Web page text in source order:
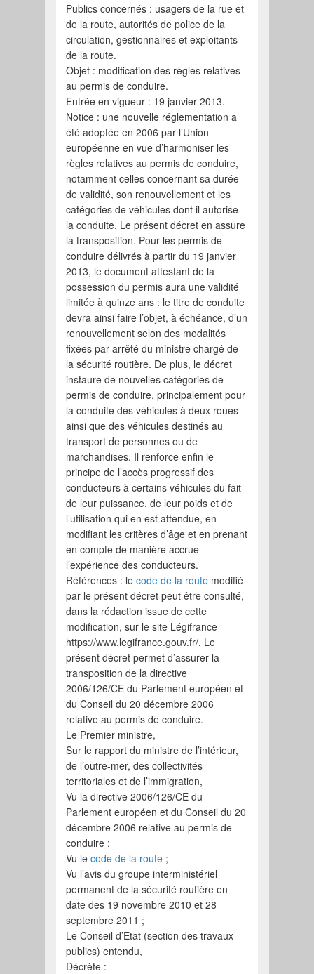
Publics concernés : usagers de la rue et
de la route, autorités de police de la
circulation, gestionnaires et exploitants
de la route.
Objet : modification des règles relatives
au permis de conduire.
Entrée en vigueur : 19 janvier 2013.
Notice : une nouvelle réglementation a
été adoptée en 2006 par l’Union
européenne en vue d’harmoniser les
règles relatives au permis de conduire,
notamment celles concernant sa durée
de validité, son renouvellement et les
catégories de véhicules dont il autorise
la conduite. Le présent décret en assure
la transposition. Pour les permis de
conduire délivrés à partir du 19 janvier
2013, le document attestant de la
possession du permis aura une validité
limitée à quinze ans : le titre de conduite
devra ainsi faire l’objet, à échéance, d’un
renouvellement selon des modalités
fixées par arrêté du ministre chargé de
la sécurité routière. De plus, le décret
instaure de nouvelles catégories de
permis de conduire, principalement pour
la conduite des véhicules à deux roues
ainsi que des véhicules destinés au
transport de personnes ou de
marchandises. Il renforce enfin le
principe de l’accès progressif des
conducteurs à certains véhicules du fait
de leur puissance, de leur poids et de
l’utilisation qui en est attendue, en
modifiant les critères d’âge et en prenant
en compte de manière accrue
l’expérience des conducteurs.
Références : lecode de la route modifié
par le présent décret peut être consulté,
dans la rédaction issue de cette
modification, sur le site Légifrance
https://www.legifrance.gouv.fr/. Le
présent décret permet d’assurer la
transposition de la directive
2006/126/CE du Parlement européen et
du Conseil du 20 décembre 2006
relative au permis de conduire.
Le Premier ministre,
Sur le rapport du ministre de l’intérieur,
de l’outre-mer, des collectivités
territoriales et de l’immigration,
Vu la directive 2006/126/CE du
Parlement européen et du Conseil du 20
décembre 2006 relative au permis de
conduire ;
Vu lecode de la route ;
Vu l’avis du groupe interministériel
permanent de la sécurité routière en
date des 19 novembre 2010 et 28
septembre 2011 ;
Le Conseil d’Etat (section des travaux
publics) entendu,
Décrète :